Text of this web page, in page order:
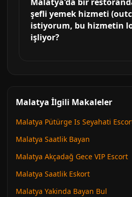
şefli yemek hizmeti
istiyorum, bu hizmetin
işliyor?
Malatya İlgili Makaleler
Malatya Pütürge Is Seyahati
Malatya Saatlik Bayan
Malatya Akçadağ Gece VIP Escort
Malatya Saatlik Eskort
Malatya Yakinda Bayan Bul